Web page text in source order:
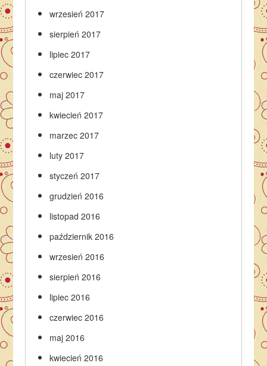
wrzesień 2017
sierpień 2017
lipiec 2017
czerwiec 2017
maj 2017
kwiecień 2017
marzec 2017
luty 2017
styczeń 2017
grudzień 2016
listopad 2016
październik 2016
wrzesień 2016
sierpień 2016
lipiec 2016
czerwiec 2016
maj 2016
kwiecień 2016